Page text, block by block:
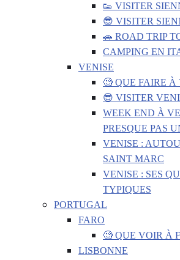
👟 VISITER
😎 VISITER
🚗 ROAD TRIP
CAMPING EN
VENISE
🧐 QUE FAIRE À
😎 VISITER
WEEK END À
PRESQUE PAS
VENISE :
SAINT MARC
VENISE : SES
TYPIQUES
PORTUGAL
FARO
🧐 QUE VOIR À
LISBONNE